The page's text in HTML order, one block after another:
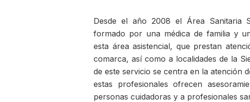
Desde el año 2008 el Área Sanitaria
formado por una médica de familia y
esta área asistencial, que prestan
comarca, así como a localidades de la
de este servicio se centra en la atención
estas profesionales ofrecen
personas cuidadoras y a profesionales